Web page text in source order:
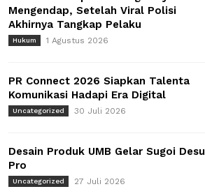
Mengendap, Setelah Viral Polisi
Akhirnya Tangkap Pelaku
Hukum 1 Agustus 2026
PR Connect 2026 Siapkan Talenta
Komunikasi Hadapi Era Digital
Uncategorized 30 Juli 2026
Desain Produk UMB Gelar Sugoi Desu
Pro
Uncategorized 27 Juli 2026